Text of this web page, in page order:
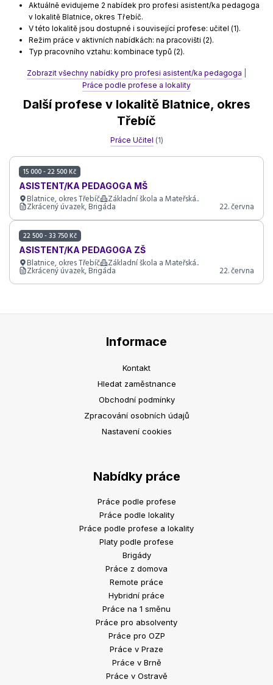
Aktuálně evidujeme 2 nabídek pro profesi asistent/ka pedagoga
v lokalitě Blatnice, okres Třebíč.
V této lokalitě jsou dostupné i související profese: učitel (1).
Režim práce v aktivních nabídkách: na pracovišti (2).
Typ pracovního vztahu: kombinace typů (2).
Zobrazit všechny nabídky pro profesi asistent/ka pedagoga
Práce podle profese a lokality
Další profese v lokalitě Blatnice, okres
Třebíč
Práce Učitel (1)
15 000 - 22 500 Kč
ASISTENT/KA PEDAGOGA MŠ
Blatnice, okres Třebíč Základní škola a Mateřská..
Zkrácený úvazek, Brigáda 22. června
22 500 - 33 750 Kč
ASISTENT/KA PEDAGOGA ZŠ
Blatnice, okres Třebíč Základní škola a Mateřská..
Zkrácený úvazek, Brigáda 22. června
Informace
Kontakt
Hledat zaměstnance
Obchodní podmínky
Zpracování osobních údajů
Nastavení cookies
Nabídky práce
Práce podle profese
Práce podle lokality
Práce podle profese a lokality
Platy podle profese
Brigády
Práce z domova
Remote práce
Hybridní práce
Práce na 1 směnu
Práce pro absolventy
Práce pro OZP
Práce v Praze
Práce v Brně
Práce v Ostravě